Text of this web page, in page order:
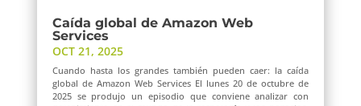
Caída global de Amazon Web
Services
OCT 21, 2025
Cuando hasta los grandes también pueden caer: la caída
global de Amazon Web Services El lunes 20 de octubre de
2025 se produjo un episodio que conviene analizar con